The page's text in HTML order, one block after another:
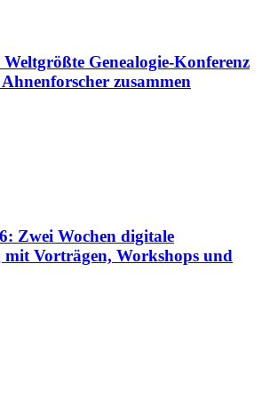
Weltgrößte Genealogie-Konferenz
zusammen
Zwei Wochen digitale
mit Vorträgen, Workshops und